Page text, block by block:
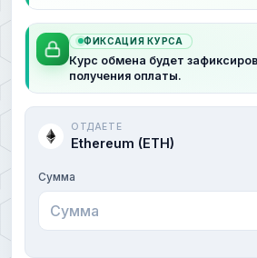
ФИКСАЦИЯ КУРСА
Курс обмена будет
получения оплаты.
ОТДАЕТЕ
Ethereum (ETH)
Сумма